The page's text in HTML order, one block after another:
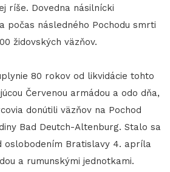
ríše. Dovedna násilnícki
počas následného Pochodu smrti
židovských väzňov.
80 rokov od likvidácie tohto
Červenou armádou a odo dňa,
donútili väzňov na Pochod
Bad Deutch-Altenburg. Stalo sa
Bratislavy 4. apríla
a rumunskými jednotkami.